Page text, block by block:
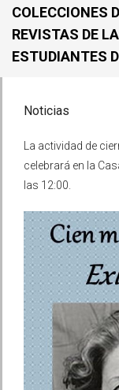
COLECCIONES
REVISTAS DE
ESTUDIANTES
Noticias
La actividad de
celebrará en la
las 12:00.